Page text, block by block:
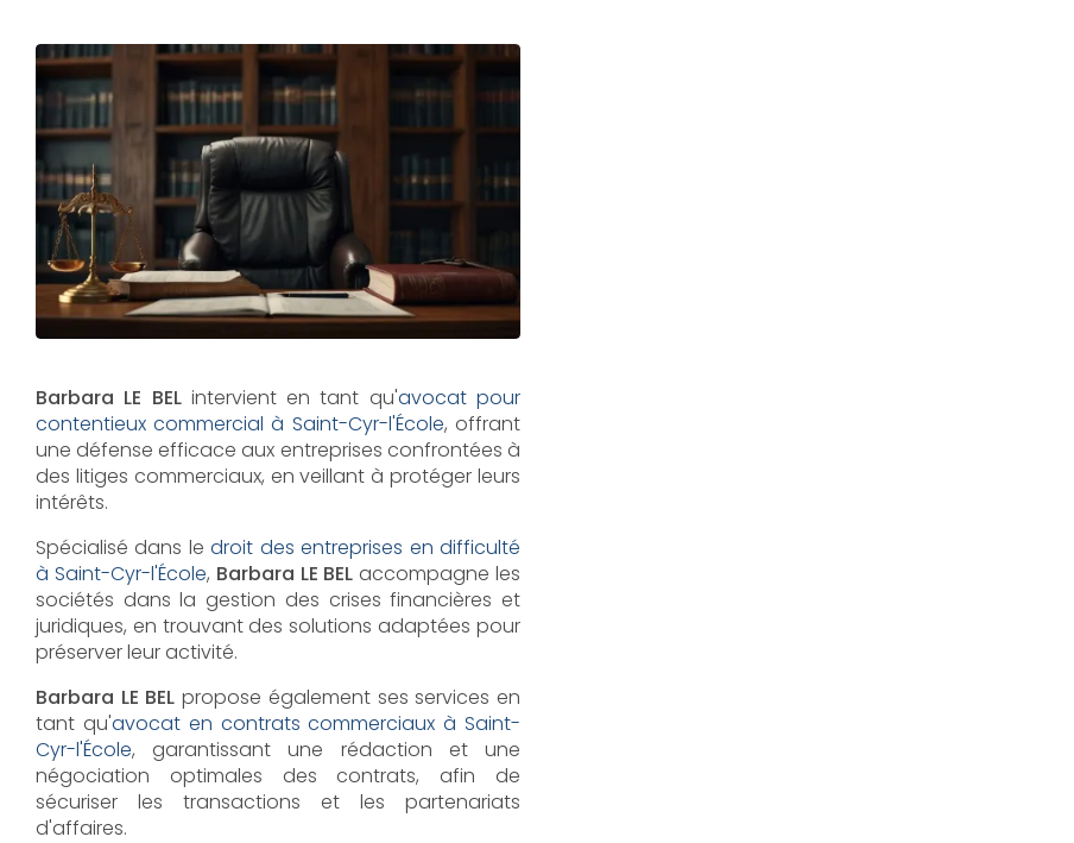
Barbara LE BELintervient en tant qu'avocat pour
contentieux commercial à Saint-Cyr-l'École, offrant
une défense efficace aux entreprises confrontées à
des litiges commerciaux, en veillant à protéger leurs
intérêts.
Spécialisé dans ledroit des entreprises en difficulté
à Saint-Cyr-l'École, Barbara LE BEL accompagne les
sociétés dans la gestion des crises financières et
juridiques, en trouvant des solutions adaptées pour
préserver leur activité.
Barbara LE BEL propose également ses services en
tant qu'avocat en contrats commerciaux à Saint-
Cyr-l'École, garantissant une rédaction et une
négociation optimales des contrats, afin de
sécuriser les transactions et les partenariats
d'affaires.